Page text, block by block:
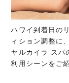
ハワイ到着日の
ィション調整に
ヤルカイラ スパ
利用シーンをご